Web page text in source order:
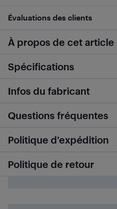
Évaluations des clients
À propos de cet article
Spécifications
Infos du fabricant
Questions fréquentes
Politique d’expédition
Politique de retour